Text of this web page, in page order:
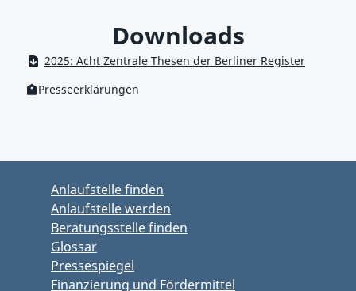
Downloads
2025: Acht Zentrale Thesen der Berliner Register
Kategorie:
Presseerklärungen
Anlaufstelle finden
Anlaufstelle werden
Beratungsstelle finden
Glossar
Pressespiegel
Finanzierung und Fördermittel